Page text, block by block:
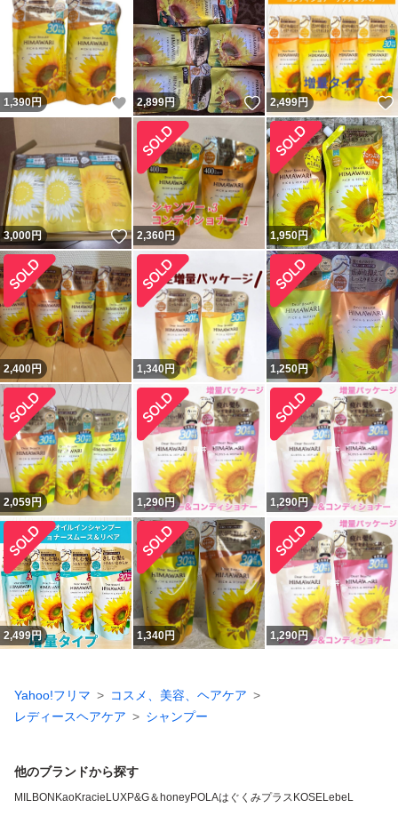
1,390円 いいね！
2,899円 いいね！
2,499円
3,000円 いいね！
2,360円 1,950円
2,400円 1,340円 1,250円
2,059円 1,290円 1,290円
2,499円 1,340円 1,290円
Yahoo!フリマ
コスメ、美容、ヘアケア
レディースヘアケア
シャンプー
他のブランドから探す
MILBON KaoKracie LUXP&G＆honeyPOLAはぐくみプラス KOSELebeL